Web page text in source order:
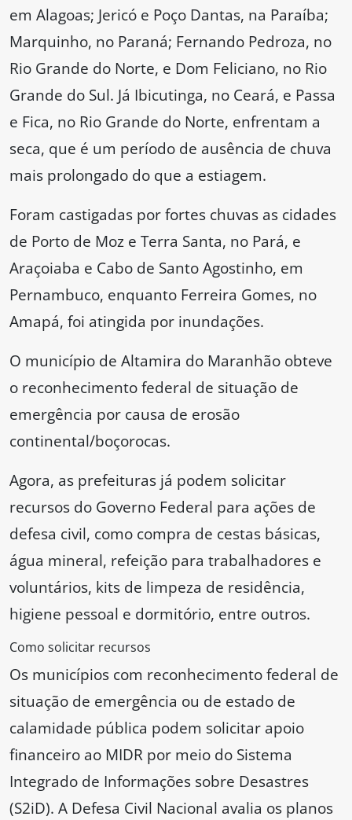
em Alagoas; Jericó e Poço Dantas, na Paraíba;
Marquinho, no Paraná; Fernando Pedroza, no
Rio Grande do Norte, e Dom Feliciano, no Rio
Grande do Sul. Já Ibicutinga, no Ceará, e Passa
e Fica, no Rio Grande do Norte, enfrentam a
seca, que é um período de ausência de chuva
mais prolongado do que a estiagem.
Foram castigadas por fortes chuvas as cidades
de Porto de Moz e Terra Santa, no Pará, e
Araçoiaba e Cabo de Santo Agostinho, em
Pernambuco, enquanto Ferreira Gomes, no
Amapá, foi atingida por inundações.
O município de Altamira do Maranhão obteve
o reconhecimento federal de situação de
emergência por causa de erosão
continental/boçorocas.
Agora, as prefeituras já podem solicitar
recursos do Governo Federal para ações de
defesa civil, como compra de cestas básicas,
água mineral, refeição para trabalhadores e
voluntários, kits de limpeza de residência,
higiene pessoal e dormitório, entre outros.
Como solicitar recursos
Os municípios com reconhecimento federal de
situação de emergência ou de estado de
calamidade pública podem solicitar apoio
financeiro ao MIDR por meio do Sistema
Integrado de Informações sobre Desastres
(S2iD). A Defesa Civil Nacional avalia os planos